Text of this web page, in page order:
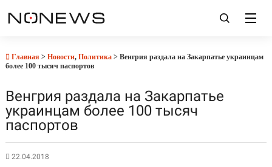
Главная > Новости, Политика> Венгрия раздала на Закарпатье украинцам
более 100 тысяч паспортов
Венгрия раздала на Закарпатье
украинцам более 100 тысяч
паспортов
22.04.2018